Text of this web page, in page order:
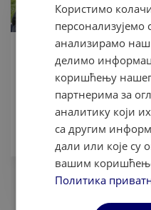
Zašto je rani upis na
Maštate o studiranju u
drugačiju kulturu i sticanju
odgovor „da“, najbolji savet
Користимо
персонализујемо
анализирамо наш
делимо
коришћењу нашег
партнерима за
аналитику који
са другим
дали или које су
вашим
Политика